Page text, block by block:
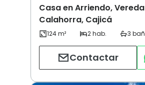
Casa en Arriendo, Vereda
Calahorra, Cajicá
Contactar